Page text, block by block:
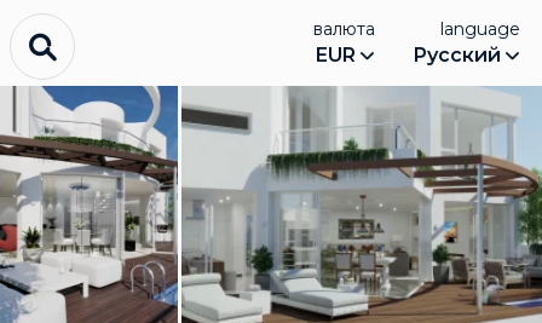
валюта
EUR
language
Русский